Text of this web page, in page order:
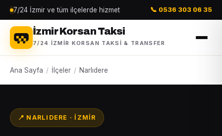
7/24 İzmir ve tüm ilçelerde hizmet 📞 0536 303 06 35
İzmir Korsan Taksi
7/24 İZMIR KORSAN TAKSI & TRANSFER
Ana Sayfa / İlçeler / Narlıdere
📍 NARLIDERE · İZMIR